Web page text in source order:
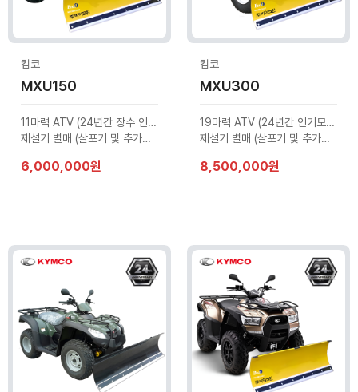
킴코
MXU150
11마력 ATV (24년간 장수 인기모델)
제설기 별매 (살포기 및 추가옵션 문의)
6,000,000원
킴코
MXU300
19마력 ATV (24년간 인기모델)
제설기 별매 (살포기 및 추가옵션 문의)
8,500,000원